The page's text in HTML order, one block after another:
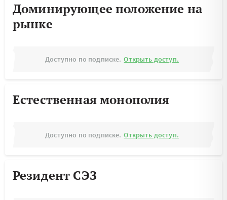
Доминирующее положение на
рынке
Доступно по подписке. Открыть доступ.
Естественная монополия
Доступно по подписке. Открыть доступ.
Резидент СЭЗ